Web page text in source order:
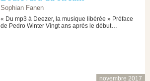
Sophian Fanen
« Du mp3 à Deezer, la musique libérée » Préface
de Pedro Winter Vingt ans après le début…
novembre 2017